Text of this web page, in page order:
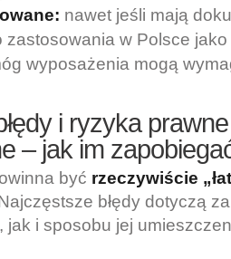
nawet jeśli mają
zastosowania w Polsce
wyposażenia mogą
i ryzyka
– jak im
być rzeczywiście
błędy dotyczą
jak i sposobu jej